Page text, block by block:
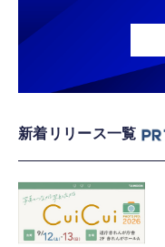
新着リリース一覧